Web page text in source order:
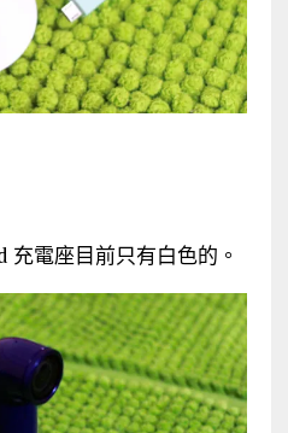
充電座目前只有白色的。